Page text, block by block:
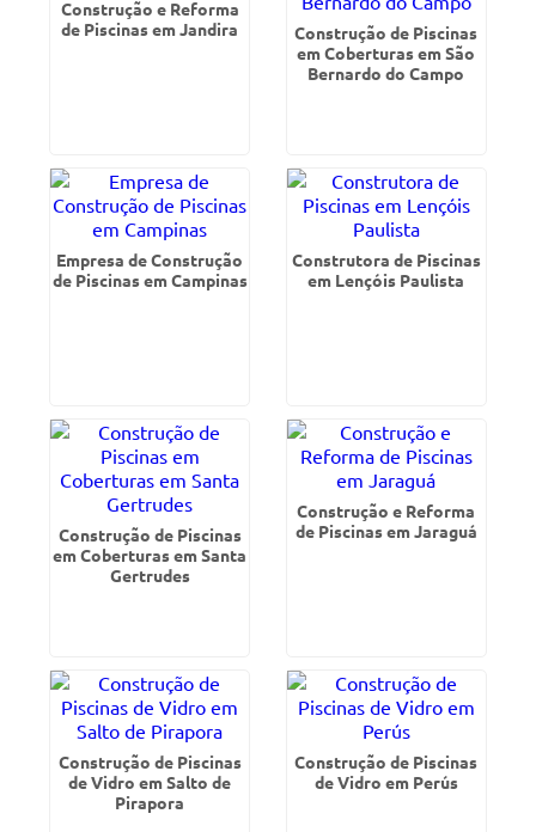
Construção e Reforma
de Piscinas em Jandira
Construção de Piscinas
em Coberturas em São
Bernardo do Campo
Empresa de Construção
de Piscinas em Campinas
Construtora de Piscinas
em Lençóis Paulista
Construção de Piscinas
em Coberturas em Santa
Gertrudes
Construção e Reforma
de Piscinas em Jaraguá
Construção de Piscinas
de Vidro em Salto de
Pirapora
Construção de Piscinas
de Vidro em Perús